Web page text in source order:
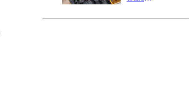
el fin de la